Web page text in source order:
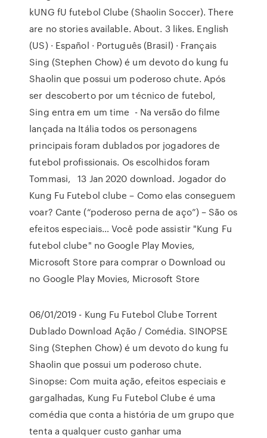
kUNG fU futebol Clube (Shaolin Soccer). There
are no stories available. About. 3 likes. English
(US) · Español · Português (Brasil) · Français
Sing (Stephen Chow) é um devoto do kung fu
Shaolin que possui um poderoso chute. Após
ser descoberto por um técnico de futebol,
Sing entra em um time - Na versão do filme
lançada na Itália todos os personagens
principais foram dublados por jogadores de
futebol profissionais. Os escolhidos foram
Tommasi, 13 Jan 2020 download. Jogador do
Kung Fu Futebol clube – Como elas conseguem
voar? Cante (“poderoso perna de aço”) – São os
efeitos especiais… Você pode assistir "Kung Fu
futebol clube" no Google Play Movies,
Microsoft Store para comprar o Download ou
no Google Play Movies, Microsoft Store
06/01/2019 - Kung Fu Futebol Clube Torrent
Dublado Download Ação / Comédia. SINOPSE
Sing (Stephen Chow) é um devoto do kung fu
Shaolin que possui um poderoso chute.
Sinopse: Com muita ação, efeitos especiais e
gargalhadas, Kung Fu Futebol Clube é uma
comédia que conta a história de um grupo que
tenta a qualquer custo ganhar uma